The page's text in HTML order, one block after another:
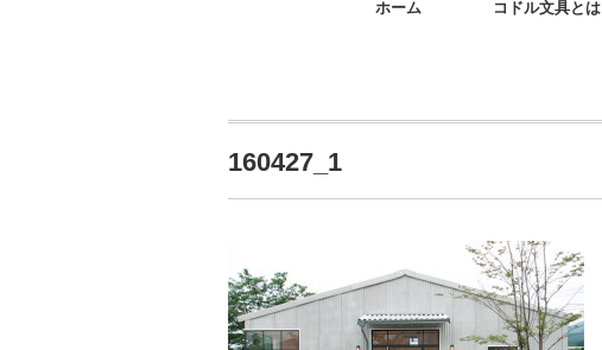
ホーム コドル文具とは
160427_1